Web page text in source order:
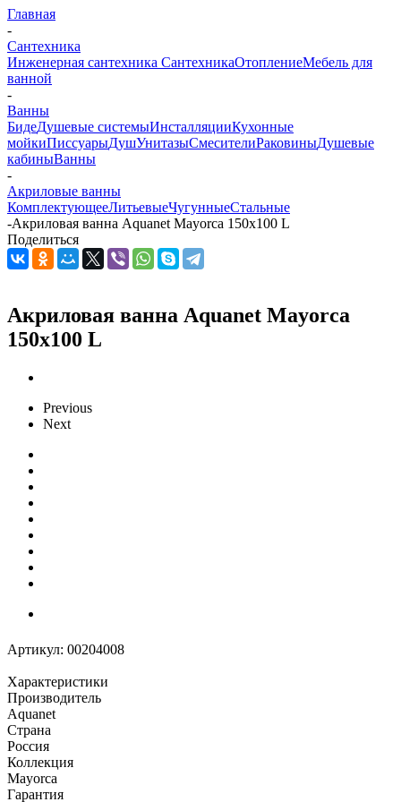
Главная
-
Сантехника
Инженерная сантехника СантехникаОтоплениеМебель для
ванной
-
Ванны
БидеДушевые системыИнсталляцииКухонные
мойкиПиссуарыДушУнитазыСмесителиРаковиныДушевые
кабиныВанны
-
Акриловые ванны
КомплектующееЛитьевыеЧугунныеСтальные
-Акриловая ванна Aquanet Mayorca 150x100 L
Поделиться
Акриловая ванна Aquanet Mayorca
150x100 L
Previous
Next
Артикул: 00204008
Характеристики
Производитель
Aquanet
Страна
Россия
Коллекция
Mayorca
Гарантия